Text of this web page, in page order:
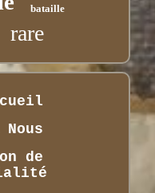
bataille
rare
de